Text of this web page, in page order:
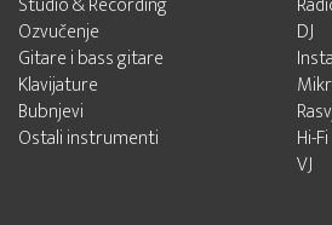
Ozvučenje
Gitare i bass gitare
Klavijature
Bubnjevi
Ostali instrumenti
DJ
Hi-Fi
VJ